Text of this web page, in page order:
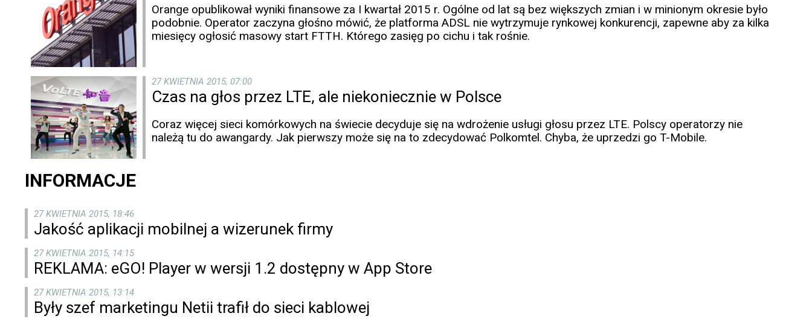
Orange opublikował wyniki finansowe za I kwartał 2015 r. Ogólne od lat są bez większych zmian i w minionym okresie było
podobnie. Operator zaczyna głośno mówić, że platforma ADSL nie wytrzymuje rynkowej konkurencji, zapewne aby za kilka
miesięcy ogłosić masowy start FTTH. Którego zasięg po cichu i tak rośnie.
27 KWIETNIA 2015, 07:00
Czas na głos przez LTE, ale niekoniecznie w Polsce
Coraz więcej sieci komórkowych na świecie decyduje się na wdrożenie usługi głosu przez LTE. Polscy operatorzy nie
należą tu do awangardy. Jak pierwszy może się na to zdecydować Polkomtel. Chyba, że uprzedzi go T-Mobile.
INFORMACJE
27 KWIETNIA 2015, 18:46
Jakość aplikacji mobilnej a wizerunek firmy
27 KWIETNIA 2015, 14:15
REKLAMA: eGO! Player w wersji 1.2 dostępny w App Store
27 KWIETNIA 2015, 13:14
Były szef marketingu Netii trafił do sieci kablowej